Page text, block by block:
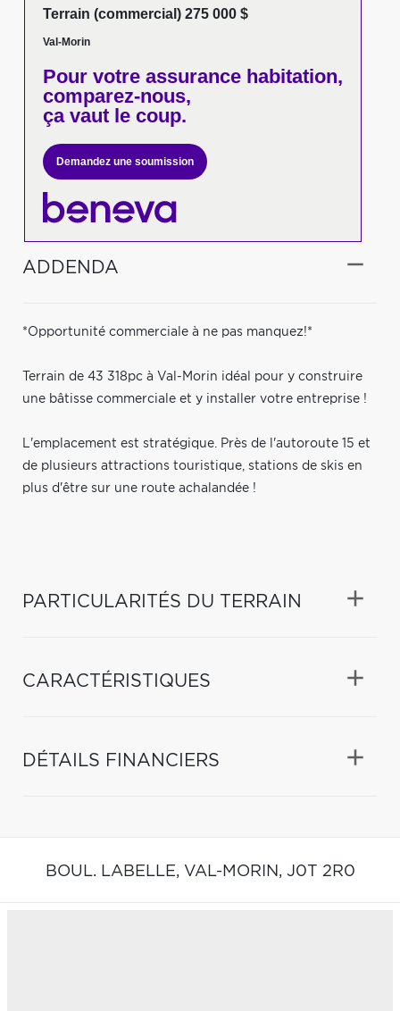
Terrain (commercial) 275 000 $
Val-Morin
Pour votreassurance habitation,
comparez-nous,
ça vaut le coup.
Demandez une soumission
ADDENDA
*Opportunité commerciale à ne pas manquez!*
Terrain de 43 318pc à Val-Morin idéal pour y construire
une bâtisse commerciale et y installer votre entreprise !
L'emplacement est stratégique. Près de l'autoroute 15 et
de plusieurs attractions touristique, stations de skis en
plus d'être sur une route achalandée !
PARTICULARITÉS DU TERRAIN
CARACTÉRISTIQUES
DÉTAILS FINANCIERS
BOUL. LABELLE, VAL-MORIN, J0T 2R0